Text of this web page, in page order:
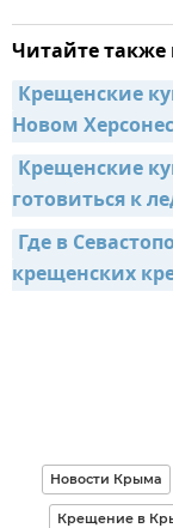
Читайте
Крещенские
Новом
Крещенские
готовиться к
Где в
крещенских
Новости Крыма
Крещение в